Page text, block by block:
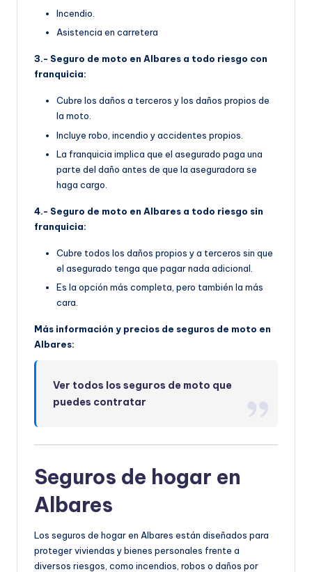
Incendio.
Asistencia en carretera
3.- Seguro de moto en Albares a todo riesgo con
franquicia:
Cubre los daños a terceros y los daños propios de
la moto.
Incluye robo, incendio y accidentes propios.
La franquicia implica que el asegurado paga una
parte del daño antes de que la aseguradora se
haga cargo.
4.- Seguro de moto en Albares a todo riesgo sin
franquicia:
Cubre todos los daños propios y a terceros sin que
el asegurado tenga que pagar nada adicional.
Es la opción más completa, pero también la más
cara.
Más información y precios de seguros de moto en
Albares:
Ver todos los seguros de moto que
puedes contratar
Seguros de hogar en
Albares
Los seguros de hogar en Albares están diseñados para
proteger viviendas y bienes personales frente a
diversos riesgos, como incendios, robos o daños por